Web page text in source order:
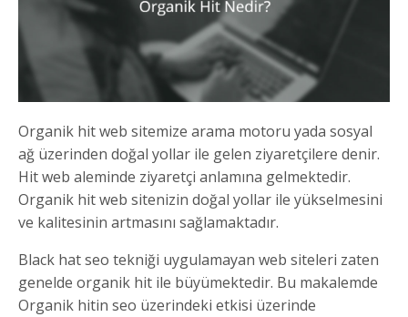
Organik hit web sitemize arama motoru yada sosyal
ağ üzerinden doğal yollar ile gelen ziyaretçilere denir.
Hit web aleminde ziyaretçi anlamına gelmektedir.
Organik hit web sitenizin doğal yollar ile yükselmesini
ve kalitesinin artmasını sağlamaktadır.
Black hat seo tekniği uygulamayan web siteleri zaten
genelde organik hit ile büyümektedir. Bu makalemde
Organik hitin seo üzerindeki etkisi üzerinde